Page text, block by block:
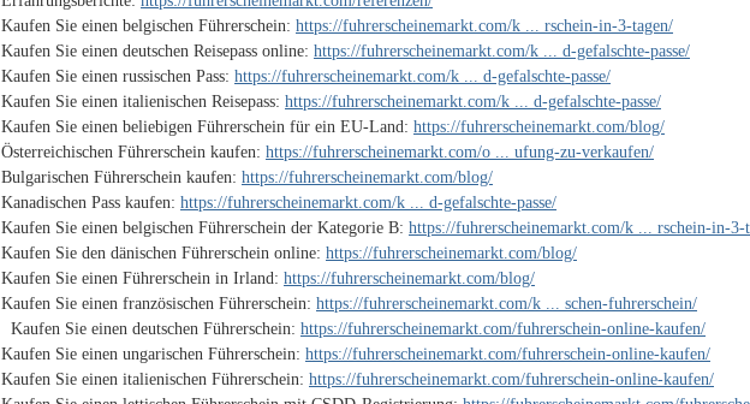
Kaufen Sie einen belgischen Führerschein: https://fuhrerscheinemarkt.com/k ... rschein-in-3-tagen/
Kaufen Sie einen deutschen Reisepass online: https://fuhrerscheinemarkt.com/k ... d-gefalschte-passe/
Kaufen Sie einen russischen Pass: https://fuhrerscheinemarkt.com/k ... d-gefalschte-passe/
Kaufen Sie einen italienischen Reisepass: https://fuhrerscheinemarkt.com/k ... d-gefalschte-passe/
Kaufen Sie einen beliebigen Führerschein für ein EU-Land: https://fuhrerscheinemarkt.com/blog/
Österreichischen Führerschein kaufen: https://fuhrerscheinemarkt.com/o ... ufung-zu-verkaufen/
Bulgarischen Führerschein kaufen: https://fuhrerscheinemarkt.com/blog/
Kanadischen Pass kaufen: https://fuhrerscheinemarkt.com/k ... d-gefalschte-passe/
Kaufen Sie einen belgischen Führerschein der Kategorie B: https://fuhrerscheinemarkt.com/k ... rschein-in-3-
Kaufen Sie den dänischen Führerschein online: https://fuhrerscheinemarkt.com/blog/
Kaufen Sie einen Führerschein in Irland: https://fuhrerscheinemarkt.com/blog/
Kaufen Sie einen französischen Führerschein: https://fuhrerscheinemarkt.com/k ... schen-fuhrerschein/
Kaufen Sie einen deutschen Führerschein: https://fuhrerscheinemarkt.com/fuhrerschein-online-kaufen/
Kaufen Sie einen ungarischen Führerschein: https://fuhrerscheinemarkt.com/fuhrerschein-online-kaufen/
Kaufen Sie einen italienischen Führerschein: https://fuhrerscheinemarkt.com/fuhrerschein-online-kaufen/